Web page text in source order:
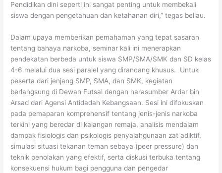
Pendidikan dini seperti ini sangat penting untuk membekali
siswa dengan pengetahuan dan ketahanan diri,” tegas beliau.
Dalam upaya memberikan pemahaman yang tepat sasaran
tentang bahaya narkoba, seminar kali ini menerapkan
pendekatan berbeda untuk siswa SMP/SMA/SMK dan SD kelas
4-6 melalui dua sesi paralel yang dirancang khusus. Untuk
peserta dari jenjang SMP, SMA, dan SMK, kegiatan
berlangsung di Dewan Futsal dengan narasumber Ardar bin
Arsad dari Agensi Antidadah Kebangsaan. Sesi ini difokuskan
pada pemaparan komprehensif tentang jenis-jenis narkoba
terkini yang beredar di kalangan remaja, analisis mendalam
dampak fisiologis dan psikologis penyalahgunaan zat adiktif,
simulasi situasi tekanan teman sebaya (peer pressure) dan
teknik penolakan yang efektif, serta diskusi terbuka tentang
konsekuensi hukum bagi pengguna dan pengedar